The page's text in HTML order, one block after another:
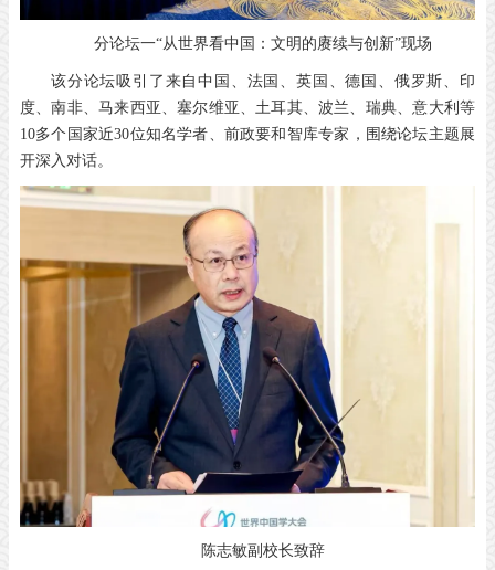
分论坛一“从世界看中国：文明的赓续与创新”现场
该分论坛吸引了来自中国、法国、英国、德国、俄罗斯、印
度、南非、马来西亚、塞尔维亚、土耳其、波兰、瑞典、意大利等
10多个国家近30位知名学者、前政要和智库专家，围绕论坛主题展
开深入对话。
陈志敏副校长致辞